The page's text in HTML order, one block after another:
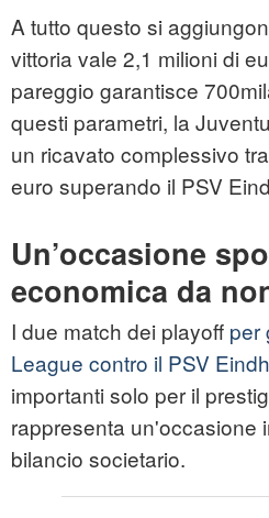
A tutto questo si
vittoria vale 2,1 milioni di
pareggio garantisce
questi parametri, la
un ricavato complessivo
euro superando il PSV
Un’occasione
economica da
I due match dei playoff per
League contro il PSV
importanti solo per il
rappresenta un'occasione
bilancio societario.